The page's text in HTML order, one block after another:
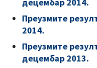
Преузмите
2014.
Преузмите
децембар 2013.